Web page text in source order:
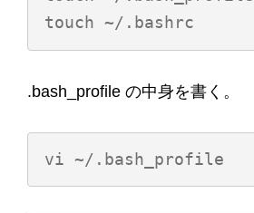
.bash_profile の中身を書く。